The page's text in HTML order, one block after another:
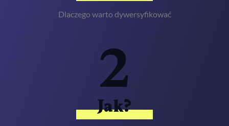
Dlaczego warto dywersyfikować
2
Jak?